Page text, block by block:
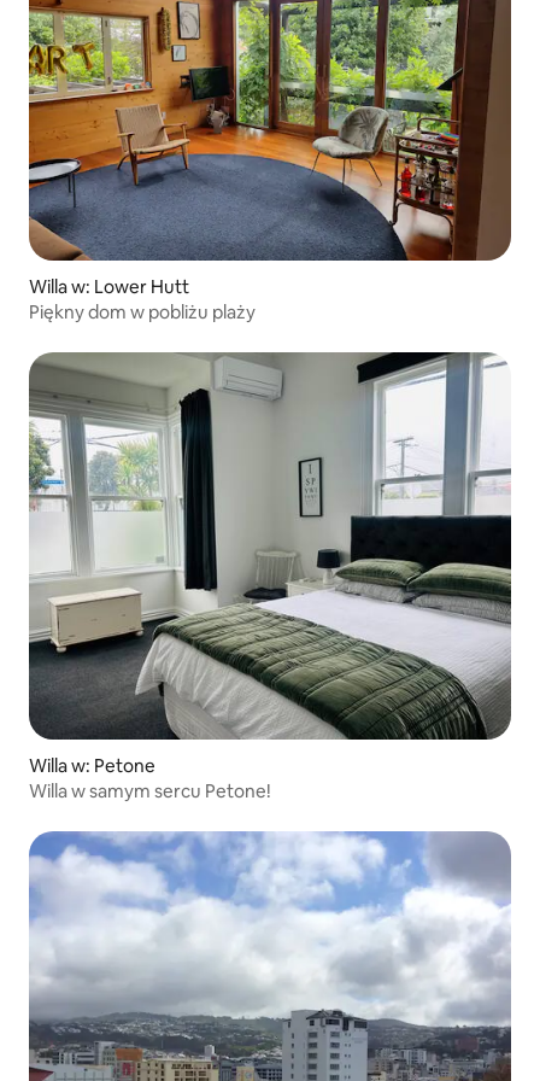
Willa w: Lower Hutt
Piękny dom w pobliżu plaży
Willa w: Petone
Willa w samym sercu Petone!